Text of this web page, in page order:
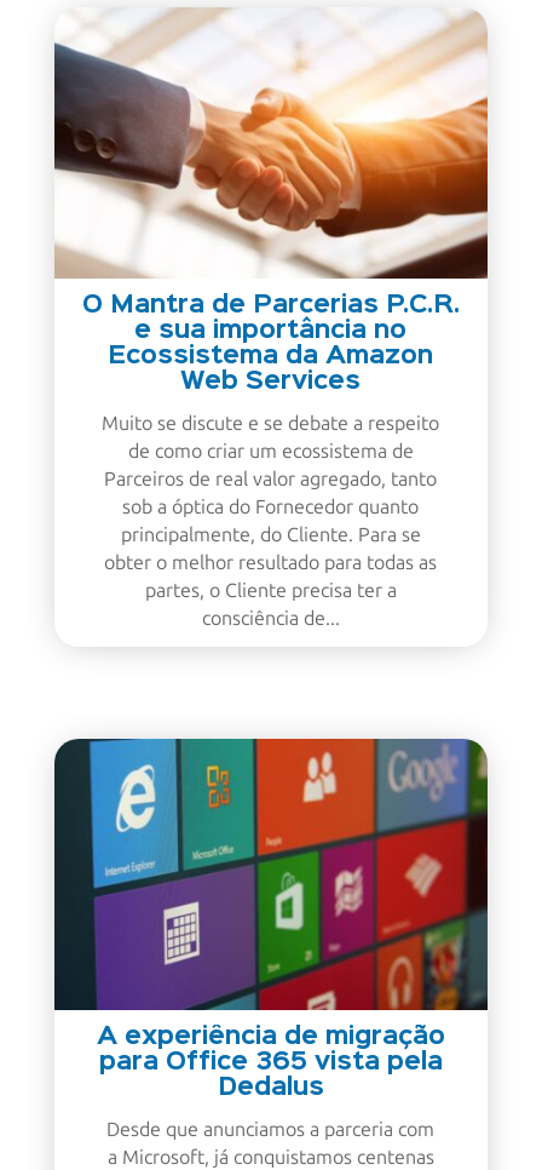
O Mantra de Parcerias P.C.R.
e sua importância no
Ecossistema da Amazon
Web Services
Muito se discute e se debate a respeito
de como criar um ecossistema de
Parceiros de real valor agregado, tanto
sob a óptica do Fornecedor quanto
principalmente, do Cliente. Para se
obter o melhor resultado para todas as
partes, o Cliente precisa ter a
consciência de...
A experiência de migração
para Office 365 vista pela
Dedalus
Desde que anunciamos a parceria com
a Microsoft, já conquistamos centenas